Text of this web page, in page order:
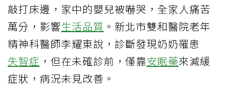
敲打床邊，家中的嬰兒被嚇哭，全家人痛苦
萬分，影響生活品質 。新北市雙和醫院老年
精神科醫師李耀東說，診斷發現奶奶罹患
失智症 ，但在未確診前，僅靠安眠藥來減緩
症狀，病況未見改善。